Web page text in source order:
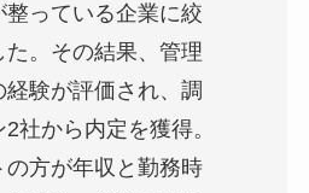
っている企業に絞
た。その結果、管理
験が評価され、調
社から内定を獲得。
の方が年収と勤務時